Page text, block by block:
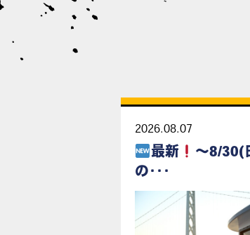
2026.08.07
最新
～8/30(
の･･･